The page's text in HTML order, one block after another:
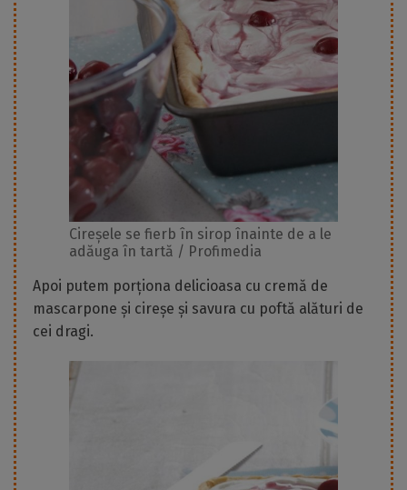
Cireșele se fierb în sirop înainte de a le
adăuga în tartă / Profimedia
Apoi putem porționa delicioasa cu cremă de
mascarpone și cireșe și savura cu poftă alături de
cei dragi.